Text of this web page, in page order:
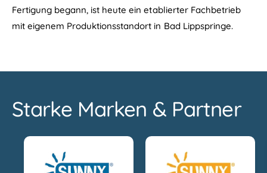
Fertigung begann, ist heute ein etablierter Fachbetrieb
mit eigenem Produktionsstandort in Bad Lippspringe.
Starke Marken & Partner